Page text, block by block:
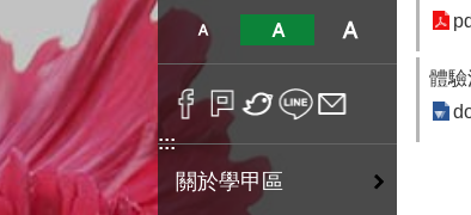
:::
關於學甲區
體驗